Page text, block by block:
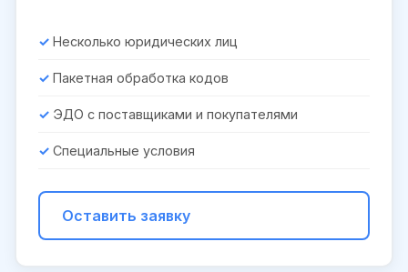
Несколько юридических лиц
Пакетная обработка кодов
ЭДО с поставщиками и покупателями
Специальные условия
Оставить заявку